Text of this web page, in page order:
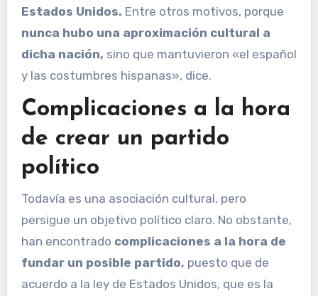
Estados Unidos. Entre otros motivos, porque
nunca hubo una aproximación cultural a
dicha nación, sino que mantuvieron «el español
y las costumbres hispanas», dice.
Complicaciones a la hora
de crear un partido
político
Todavía es una asociación cultural, pero
persigue un objetivo político claro. No obstante,
han encontrado complicaciones a la hora de
fundar un posible partido, puesto que de
acuerdo a la ley de Estados Unidos, que es la